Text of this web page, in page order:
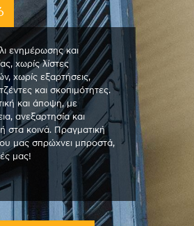
ενημέρωσης και
χωρίς λίστες
χωρίς εξαρτήσεις,
και σκοπιμότητες.
και άποψη, με
ανεξαρτησία και
στα κοινά. Πραγματική
μας σπρώχνει μπροστά,
μας!